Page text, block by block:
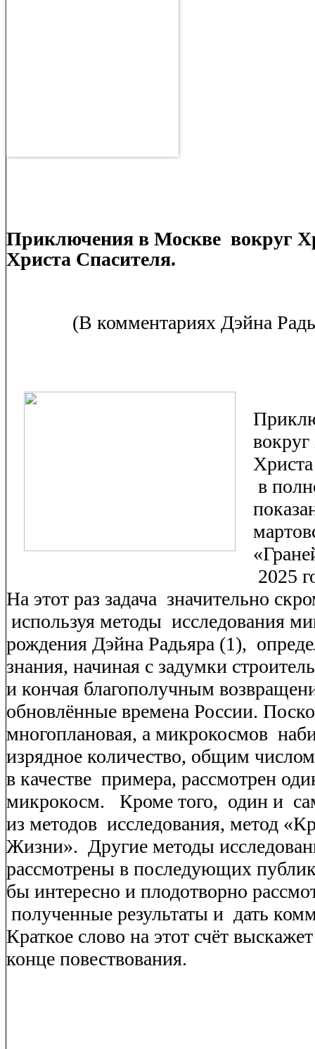
Приключения в Москве вокруг
Христа Спасителя.
(В комментариях Дэйна
в
2025
На этот раз задача значительно
используя методы исследования
рождения Дэйна Радьяра (1),
знания, начиная с задумки
и кончая благополучным
обновлённые времена России.
многоплановая, а микрокосмов
изрядное количество, общим
в качестве примера, рассмотрен
микрокосм.
Кроме того, один и
из методов исследования, метод
Жизни». Другие методы
рассмотрены в последующих
бы интересно и плодотворно
полученные результаты и дать
Краткое слово на этот счёт
конце повествования.